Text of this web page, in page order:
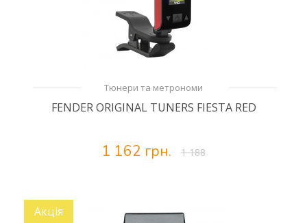
Тюнери та метрономи
FENDER ORIGINAL TUNERS FIESTA RED
1 162 грн. 1 188
Акція